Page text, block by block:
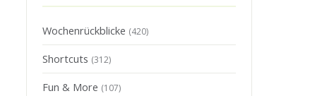
Wochenrückblicke (420)
Shortcuts (312)
Fun & More (107)